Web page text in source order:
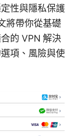
性與隱私保護
將帶你從基礎
的 VPN 解決
項、風險與使